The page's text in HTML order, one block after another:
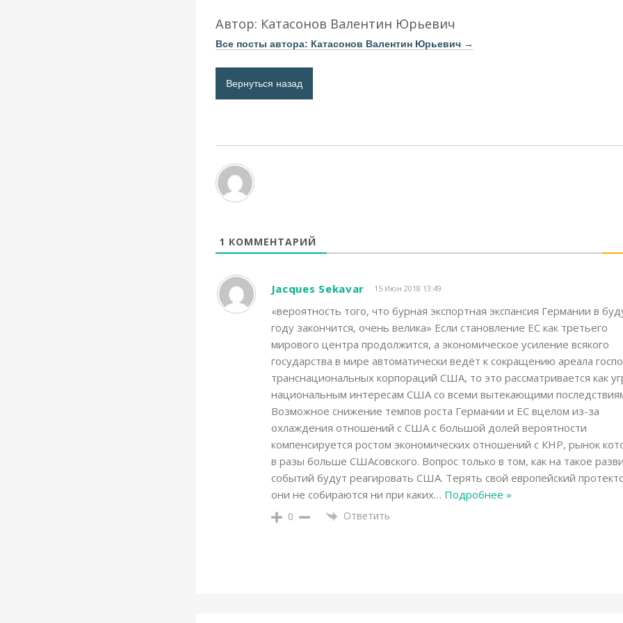
Автор: Катасонов Валентин Юрьевич
Все посты автора: Катасонов Валентин Юрьевич →
Вернуться назад
1 КОММЕНТАРИЙ
Jacques Sekavar 15 Июн 2018 13:49
«вероятность того, что бурная экспортная экспансия Германии в
году закончится, очень велика» Если становление ЕС как третьего
мирового центра продолжится, а экономическое усиление всякого
государства в мире автоматически ведёт к сокращению ареала
транснациональных корпораций США, то это рассматривается как
национальным интересам США со всеми вытекающими
Возможное снижение темпов роста Германии и ЕС вцелом из-за
охлаждения отношений с США с большой долей вероятности
компенсируется ростом экономических отношений с КНР, рынок
в разы больше СШАсовcкого. Вопрос только в том, как на такое
событий будут реагировать США. Терять свой европейский
они не собираются ни при каких… Подробнее »
0 Ответить